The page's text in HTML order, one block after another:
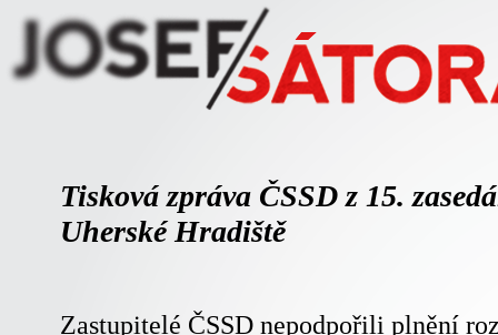
Tisková zpráva ČSSD z 15.
Uherské Hradiště
Zastupitelé ČSSD nepodpořili plnění